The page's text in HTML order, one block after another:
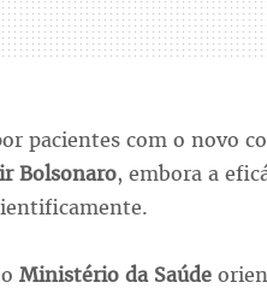
pacientes com o novo
Bolsonaro, embora a
Ministério da Saúde